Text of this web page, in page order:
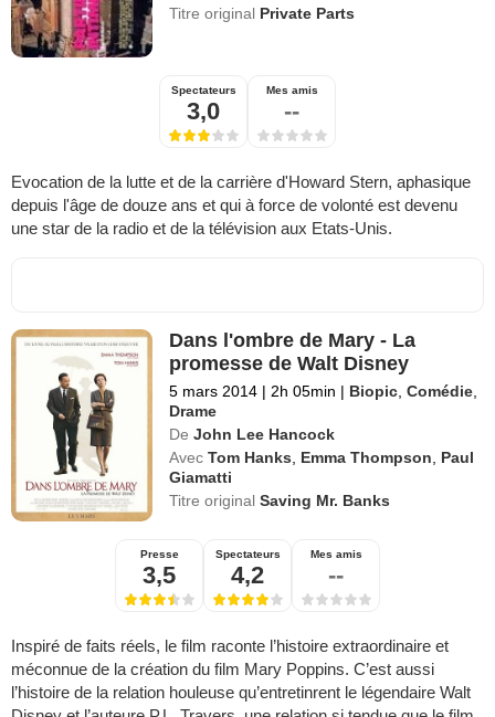
Titre original Private Parts
Spectateurs
3,0
Mes amis
--
Evocation de la lutte et de la carrière d'Howard Stern, aphasique
depuis l'âge de douze ans et qui à force de volonté est devenu
une star de la radio et de la télévision aux Etats-Unis.
Dans l'ombre de Mary - La
promesse de Walt Disney
5 mars 2014 | 2h 05min | Biopic ,Comédie
Drame
De John Lee Hancock
Avec Tom Hanks Emma Thompson
Paul
Giamatti
Titre originalSaving Mr. Banks
Presse
3,5
Spectateurs
4,2
Mes amis
--
Inspiré de faits réels, le film raconte l’histoire extraordinaire et
méconnue de la création du film Mary Poppins. C’est aussi
l’histoire de la relation houleuse qu’entretinrent le légendaire Walt